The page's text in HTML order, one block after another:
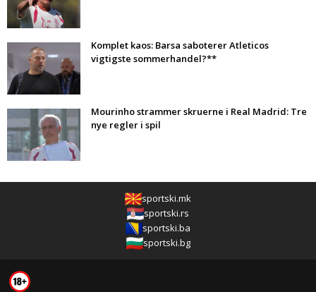
Komplet kaos: Barsa saboterer Atleticos
vigtigste sommerhandel?**
Mourinho strammer skruerne i Real Madrid: Tre
nye regler i spil
sportski.mk
sportski.rs
sportski.ba
sportski.bg